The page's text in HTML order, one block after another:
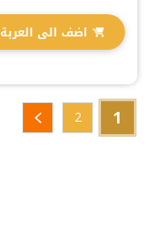
اضف الى العربة
1
2